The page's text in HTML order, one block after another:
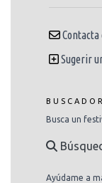
Contacta
Sugerir
BUSCADOR
Busca un
Ayúdame a